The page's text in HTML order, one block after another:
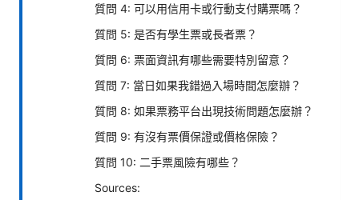
質問 4: 可以用信用卡或行動支付購票嗎？
質問 5: 是否有學生票或長者票？
質問 6: 票面資訊有哪些需要特別留意？
質問 7: 當日如果我錯過入場時間怎麼辦？
質問 8: 如果票務平台出現技術問題怎麼辦？
質問 9: 有沒有票價保證或價格保險？
質問 10: 二手票風險有哪些？
Sources: